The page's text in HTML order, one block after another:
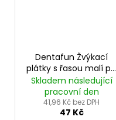
Dentafun Žvýkací
plátky s řasou malí psi
50g TR
Skladem následující
pracovní den
41,96 Kč bez DPH
47 Kč